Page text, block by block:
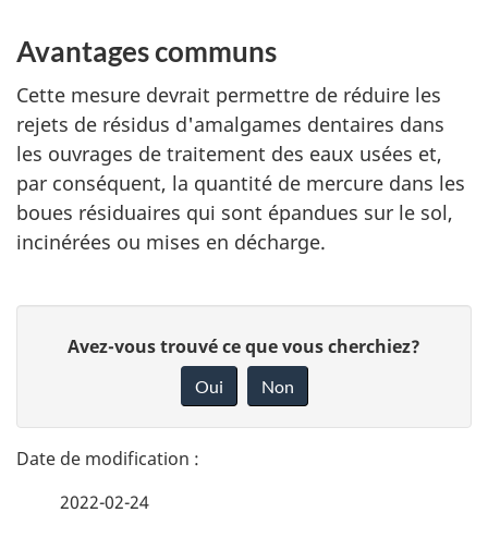
Avantages communs
Cette mesure devrait permettre de réduire les
rejets de résidus d'amalgames dentaires dans
les ouvrages de traitement des eaux usées et,
par conséquent, la quantité de mercure dans les
boues résiduaires qui sont épandues sur le sol,
incinérées ou mises en décharge.
t
a
n
Avez-vous trouvé ce que vous cherchiez?
Oui Non
2022-02-24